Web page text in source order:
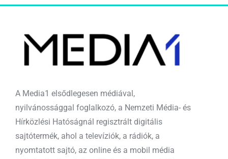
A Media1 elsődlegesen médiával,
nyilvánossággal foglalkozó, a Nemzeti Média- és
Hírközlési Hatóságnál regisztrált digitális
sajtótermék, ahol a televíziók, a rádiók, a
nyomtatott sajtó, az online és a mobil média